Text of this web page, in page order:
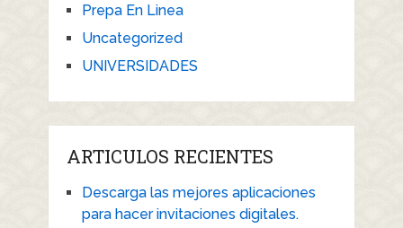
Prepa En Linea
Uncategorized
UNIVERSIDADES
ARTICULOS RECIENTES
Descarga las mejores aplicaciones
para hacer invitaciones digitales.